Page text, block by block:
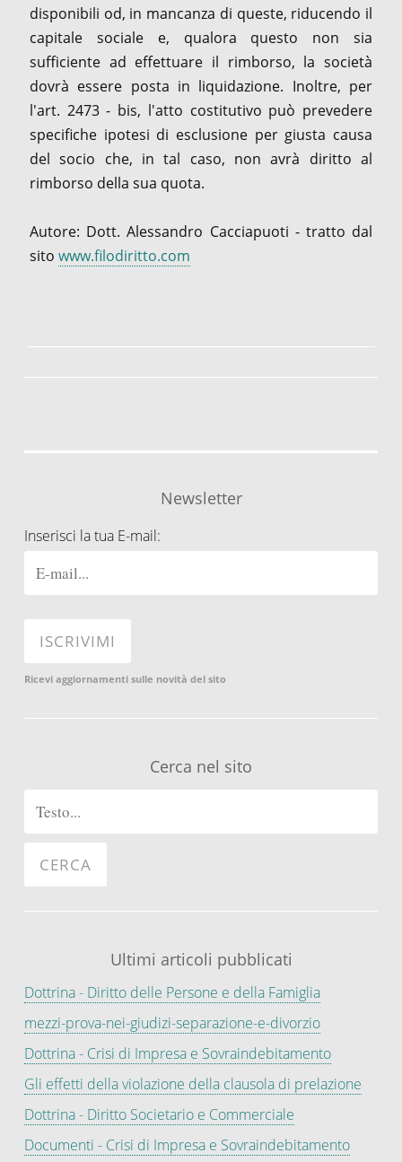
disponibili od, in mancanza di queste, riducendo il
capitale sociale e, qualora questo non sia
sufficiente ad effettuare il rimborso, la società
dovrà essere posta in liquidazione. Inoltre, per
l'art. 2473 - bis, l'atto costitutivo può prevedere
specifiche ipotesi di esclusione per giusta causa
del socio che, in tal caso, non avrà diritto al
rimborso della sua quota.
Autore: Dott. Alessandro Cacciapuoti - tratto dal
sito www.filodiritto.com
Newsletter
Inserisci la tua E-mail:
Ricevi aggiornamenti sulle novità del sito
Cerca nel sito
Ultimi articoli pubblicati
Dottrina - Diritto delle Persone e della Famiglia
mezzi-prova-nei-giudizi-separazione-e-divorzio
Dottrina - Crisi di Impresa e Sovraindebitamento
Gli effetti della violazione della clausola di prelazione
Dottrina - Diritto Societario e Commerciale
Documenti - Crisi di Impresa e Sovraindebitamento